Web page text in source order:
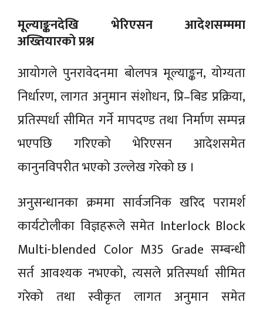
मूल्याङ्कनदेखि भेरिएसन आदेशसम्ममा
अख्तियारकाे प्रश्न
आयोगले पुनरावेदनमा बोलपत्र मूल्याङ्कन, योग्यता
निर्धारण, लागत अनुमान संशोधन, प्रि–बिड प्रक्रिया,
प्रतिस्पर्धा सीमित गर्ने मापदण्ड तथा निर्माण सम्पन्न
भएपछि गरिएको भेरिएसन आदेशसमेत
कानुनविपरीत भएको उल्लेख गरेको छ ।
अनुसन्धानका क्रममा सार्वजनिक खरिद परामर्श
कार्यटोलीका विज्ञहरूले समेत Interlock Block
Multi-blended Color M35 Grade सम्बन्धी
सर्त आवश्यक नभएको, त्यसले प्रतिस्पर्धा सीमित
गरेको तथा स्वीकृत लागत अनुमान समेत